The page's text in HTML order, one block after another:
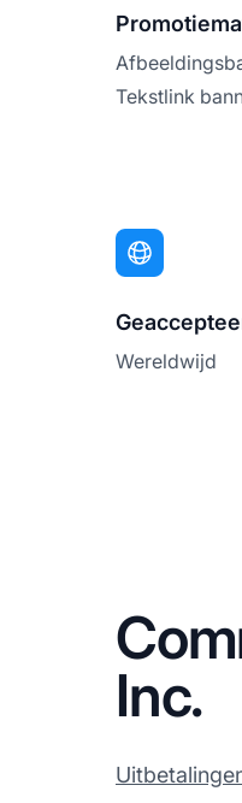
Tekstlink
Wereldwijd
Inc.